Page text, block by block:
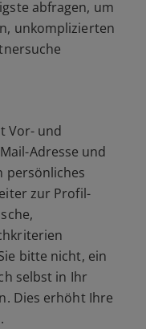
abfragen, um
unkomplizierten
Vor- und
Adresse und
persönliches
zur Profil-
bitte nicht, ein
selbst in Ihr
Dies erhöht Ihre